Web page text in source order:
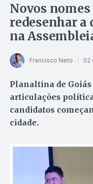
Novos
redesenhar a
na
Francisco Neto 02
Planaltina de
articulações
candidatos
cidade.